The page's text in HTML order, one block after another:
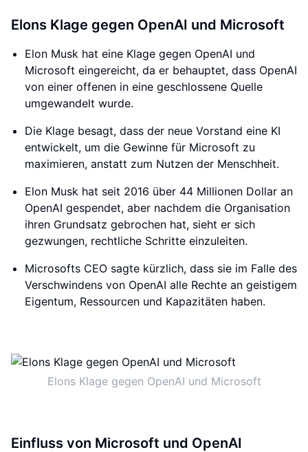
Elons Klage gegen OpenAI und Microsoft
Elon Musk hat eine Klage gegen OpenAI und
Microsoft eingereicht, da er behauptet, dass OpenAI
von einer offenen in eine geschlossene Quelle
umgewandelt wurde.
Die Klage besagt, dass der neue Vorstand eine KI
entwickelt, um die Gewinne für Microsoft zu
maximieren, anstatt zum Nutzen der Menschheit.
Elon Musk hat seit 2016 über 44 Millionen Dollar an
OpenAI gespendet, aber nachdem die Organisation
ihren Grundsatz gebrochen hat, sieht er sich
gezwungen, rechtliche Schritte einzuleiten.
Microsofts CEO sagte kürzlich, dass sie im Falle des
Verschwindens von OpenAI alle Rechte an geistigem
Eigentum, Ressourcen und Kapazitäten haben.
Elons Klage gegen OpenAI und Microsoft
Einfluss von Microsoft und OpenAI